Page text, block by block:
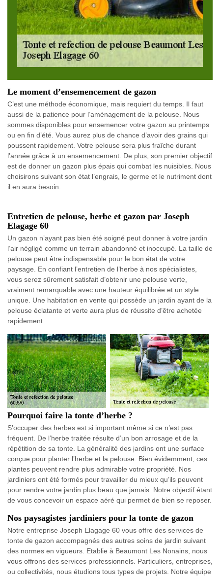
Le moment d’ensemencement de gazon
C’est une méthode économique, mais requiert du temps. Il faut
aussi de la patience pour l’aménagement de la pelouse. Nous
sommes disponibles pour ensemencer votre gazon au printemps
ou en fin d’été. Vous aurez plus de chance d’avoir des grains qui
poussent rapidement. Votre pelouse sera plus fraîche durant
l’année grâce à un ensemencement. De plus, son premier objectif
est de donner un gazon plus épais qui combat les nuisibles. Nous
choisirons suivant son état l’engrais, le germe et le nutriment dont
il en aura besoin.
Entretien de pelouse, herbe et gazon par Joseph
Elagage 60
Un gazon n’ayant pas bien été soigné peut donner à votre jardin
l’air négligé comme un terrain abandonné et inoccupé. La taille de
pelouse peut être indispensable pour le bon état de votre
paysage. En confiant l’entretien de l’herbe à nos spécialistes,
vous serez sûrement satisfait d’obtenir une pelouse verte,
vraiment remarquable avec une hauteur équilibrée et un style
unique. Une habitation en vente qui possède un jardin ayant de la
pelouse éclatante et verte aura plus de réussite d’être achetée
rapidement.
Pourquoi faire la tonte d’herbe ?
S’occuper des herbes est si important même si ce n’est pas
fréquent. De l’herbe traitée résulte d’un bon arrosage et de la
répétition de sa tonte. La généralité des jardins ont une surface
conçue pour planter l’herbe et la pelouse. Bien évidemment, ces
plantes peuvent rendre plus admirable votre propriété. Nos
jardiniers ont été formés pour travailler du mieux qu’ils peuvent
pour rendre votre jardin plus beau que jamais. Notre objectif étant
de vous concevoir un espace aéré qui permet de bien se reposer.
Nos paysagistes jardiniers pour la tonte de gazon
Notre entreprise Joseph Elagage 60 vous offre des services de
tonte de gazon accompagnés des autres soins de jardin suivant
des normes en vigueurs. Etablie à Beaumont Les Nonains, nous
vous offrons des services professionnels. Particuliers, entreprises,
ou collectivités, nous étudions tous types de projets. Notre équipe